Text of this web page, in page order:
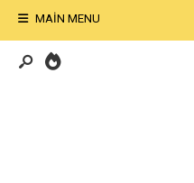
MAIN MENU